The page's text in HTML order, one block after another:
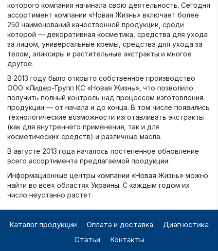
которого компания начинала свою деятельность. Сегодня
ассортимент компании «Новая Жизнь» включает более
250 наименований качественной продукции, среди
которой — декоративная косметика, средства для ухода
за лицом, универсальные кремы, средства для ухода за
телом, эликсиры и растительные экстракты и многое
другое.
В 2013 году было открыто собственное производство
ООО «Лидер-Групп КС «Новая Жизнь», что позволило
получить полный контроль над процессом изготовления
продукции — от начала и до конца. В том числе появились
технологические возможности изготавливать экстракты
(как для внутреннего применения, так и для
косметических средств) и различные масла.
В августе 2013 года началось постепенное обновление
всего ассортимента предлагаемой продукции.
Информационные центры компании «Новая Жизнь» можно
найти во всех областях Украины. С каждым годом их
число неустанно растет.
Каталог продукции Оплата и доставка
Диагностика
Статьи
Контакты